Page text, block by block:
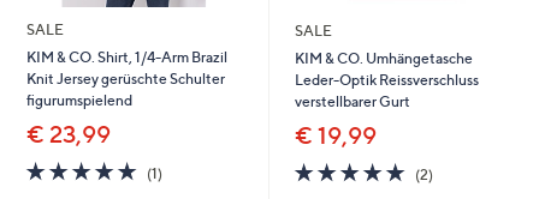
SALE
KIM & CO. Shirt, 1/4-Arm Brazil
Knit Jersey gerüschte Schulter
figurumspielend
€ 23,99
5.0
von
(1)1
SALE
KIM & CO. Umhängetasche
Leder-Optik Reissverschluss
verstellbarer Gurt
€ 19,99
5.0
von
(2)2